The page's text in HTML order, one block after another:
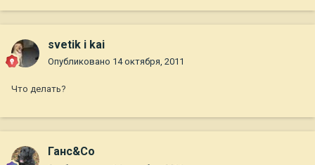
svetik i kai
Опубликовано 14 октября, 2011
Что делать?
Ганс&Co